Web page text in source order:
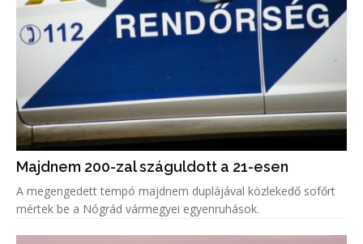
Majdnem 200-zal száguldott a 21-esen
A megengedett tempó majdnem duplájával közlekedő sofőrt
mértek be a Nógrád vármegyei egyenruhások.